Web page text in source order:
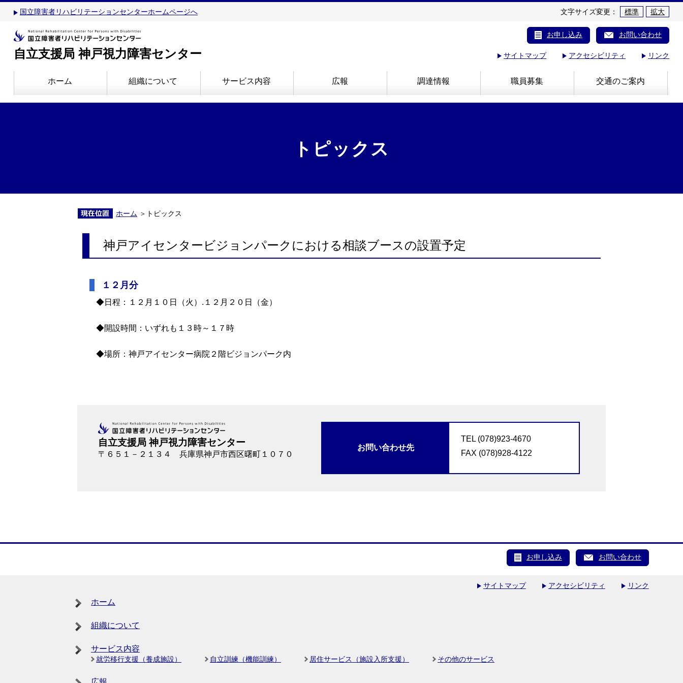
国立障害者リハビリテーションセンターホームページへ 文字サイズ変更： 標準 拡大
お申し込み お問い合わせ
サイトマップ アクセシビリティ リンク
自立支援局 神戸視力障害センター
ホーム 組織について サービス内容 広報 調達情報 職員募集 交通のご案内
トピックス
ホーム ＞トピックス
神戸アイセンタービジョンパークにおける相談ブースの設置予定
１２月分
◆日程：１２月１０日（火）.１２月２０日（金）
◆開設時間：いずれも１３時～１７時
◆場所：神戸アイセンター病院２階ビジョンパーク内
自立支援局 神戸視力障害センター
〒６５１－２１３４ 兵庫県神戸市西区曙町１０７０
お問い合わせ先
TEL (078)923-4670
FAX (078)928-4122
お申し込み お問い合わせ
サイトマップ アクセシビリティ リンク
ホーム
組織について
サービス内容
就労移行支援（養成施設） 自立訓練（機能訓練） 居住サービス（施設入所支援） その他のサービス